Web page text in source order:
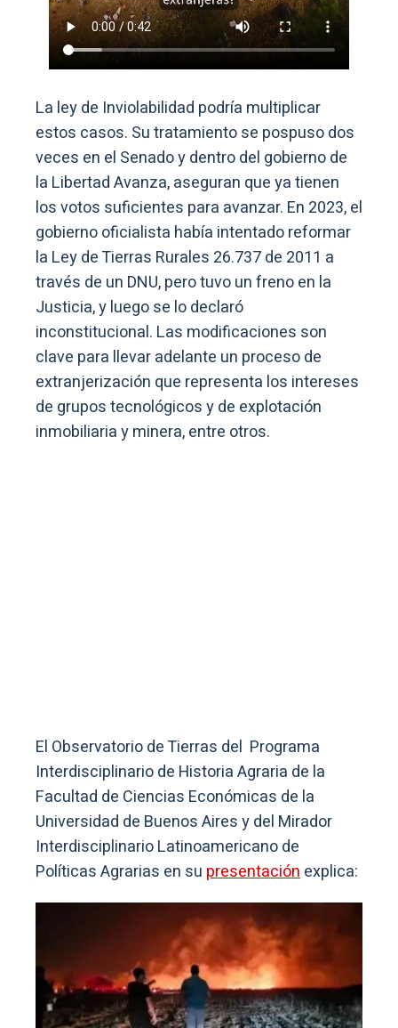
La ley de Inviolabilidad podría multiplicar
estos casos. Su tratamiento se pospuso dos
veces en el Senado y dentro del gobierno de
la Libertad Avanza, aseguran que ya tienen
los votos suficientes para avanzar. En 2023, el
gobierno oficialista había intentado reformar
la Ley de Tierras Rurales 26.737 de 2011 a
través de un DNU, pero tuvo un freno en la
Justicia, y luego se lo declaró
inconstitucional. Las modificaciones son
clave para llevar adelante un proceso de
extranjerización que representa los intereses
de grupos tecnológicos y de explotación
inmobiliaria y minera, entre otros.
El Observatorio de Tierras del Programa
Interdisciplinario de Historia Agraria de la
Facultad de Ciencias Económicas de la
Universidad de Buenos Aires y del Mirador
Interdisciplinario Latinoamericano de
Políticas Agrarias en su presentaciónexplica: